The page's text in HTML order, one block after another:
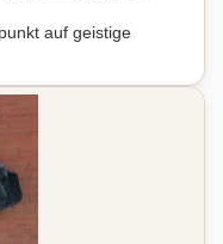
auf geistige